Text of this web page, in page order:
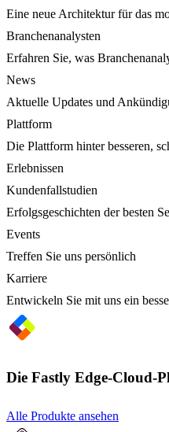
Eine neue Architektur für das
Branchenanalysten
Erfahren Sie, was
News
Aktuelle Updates und
Plattform
Die Plattform hinter besseren,
Erlebnissen
Kundenfallstudien
Erfolgsgeschichten der besten
Events
Treffen Sie uns persönlich
Karriere
Entwickeln Sie mit uns ein
Die Fastly Edge-Cloud-
Alle Produkte ansehen